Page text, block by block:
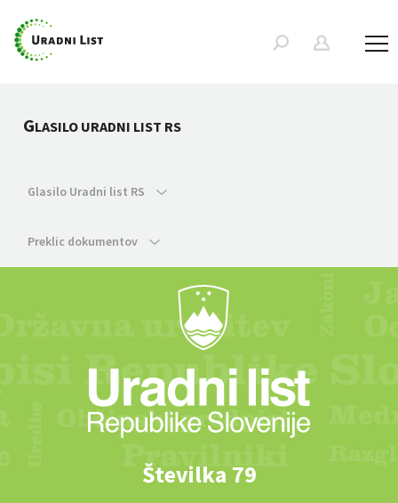
GLASILO URADNI LIST RS
Glasilo Uradni list RS
Preklic dokumentov
Številka 79